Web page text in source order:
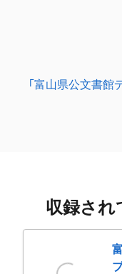
「富山県公文書館
収録され